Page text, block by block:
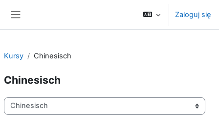
Zaloguj się
Kursy Chinesisch
Chinesisch
Kategorie kursów